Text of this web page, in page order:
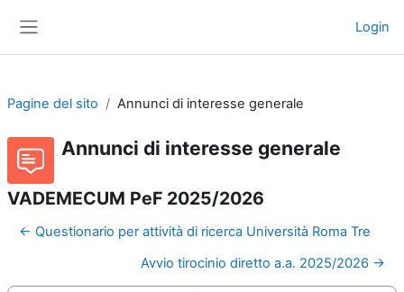
Login
Pagine del sito Annunci di interesse generale
Annunci di interesse generale
VADEMECUM PeF 2025/2026
← Questionario per attività di ricerca Università Roma Tre
Avvio tirocinio diretto a.a. 2025/2026 →